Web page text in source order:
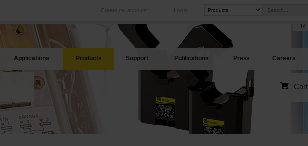
Log in
Create my account
your needs
International
Our subsidiaries abroad
Product sites
Our best offers
FR
Applications Products Support Publications Press Careers
Cart